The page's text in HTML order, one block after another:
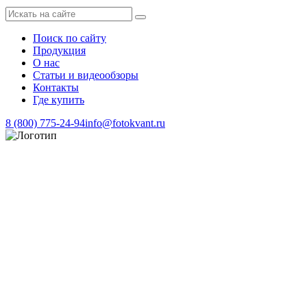
Поиск по сайту
Продукция
О нас
Статьи и видеообзоры
Контакты
Где купить
8 (800) 775-24-94info@fotokvant.ru